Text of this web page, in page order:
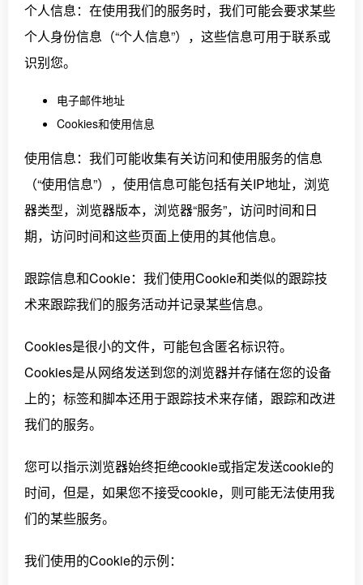
个人信息：在使用我们的服务时，我们可能会要求某些
个人身份信息（“个人信息”），这些信息可用于联系或
识别您。
电子邮件地址
Cookies和使用信息
使用信息：我们可能收集有关访问和使用服务的信息
（“使用信息”），使用信息可能包括有关IP地址，浏览
器类型，浏览器版本，浏览器“服务”，访问时间和日
期，访问时间和这些页面上使用的其他信息。
跟踪信息和Cookie：我们使用Cookie和类似的跟踪技
术来跟踪我们的服务活动并记录某些信息。
Cookies是很小的文件，可能包含匿名标识符。
Cookies是从网络发送到您的浏览器并存储在您的设备
上的；标签和脚本还用于跟踪技术来存储，跟踪和改进
我们的服务。
您可以指示浏览器始终拒绝cookie或指定发送cookie的
时间，但是，如果您不接受cookie，则可能无法使用我
们的某些服务。
我们使用的Cookie的示例：